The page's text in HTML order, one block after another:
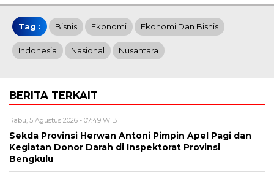
Tag : Bisnis Ekonomi Ekonomi Dan Bisnis
Indonesia Nasional Nusantara
BERITA TERKAIT
Rabu, 5 Agustus 2026 - 07:49 WIB
Sekda Provinsi Herwan Antoni Pimpin Apel Pagi dan
Kegiatan Donor Darah di Inspektorat Provinsi
Bengkulu